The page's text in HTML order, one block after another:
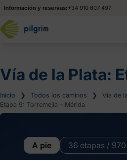
Información y reservas:+34 910 607 497
Vía de la Plata:
Inicio ❯ Todos los caminos ❯ Vía de
Etapa 9: Torremejía – Mérida
A pie 36 etapas /